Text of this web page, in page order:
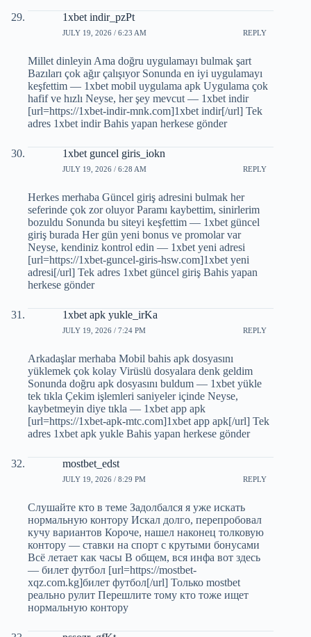
1xbet indir_pzPt
JULY 19, 2026 / 6:23 AM REPLY
Millet dinleyin Ama doğru uygulamayı bulmak şart
Bazıları çok ağır çalışıyor Sonunda en iyi uygulamayı
keşfettim — 1xbet mobil uygulama apk Uygulama çok
hafif ve hızlı Neyse, her şey mevcut — 1xbet indir
[url=https://1xbet-indir-mnk.com]1xbet indir[/url] Tek
adres 1xbet indir Bahis yapan herkese gönder
1xbet guncel giris_iokn
JULY 19, 2026 / 6:28 AM REPLY
Herkes merhaba Güncel giriş adresini bulmak her
seferinde çok zor oluyor Paramı kaybettim, sinirlerim
bozuldu Sonunda bu siteyi keşfettim — 1xbet güncel
giriş burada Her gün yeni bonus ve promolar var
Neyse, kendiniz kontrol edin — 1xbet yeni adresi
[url=https://1xbet-guncel-giris-hsw.com]1xbet yeni
adresi[/url] Tek adres 1xbet güncel giriş Bahis yapan
herkese gönder
1xbet apk yukle_irKa
JULY 19, 2026 / 7:24 PM REPLY
Arkadaşlar merhaba Mobil bahis apk dosyasını
yüklemek çok kolay Virüslü dosyalara denk geldim
Sonunda doğru apk dosyasını buldum — 1xbet yükle
tek tıkla Çekim işlemleri saniyeler içinde Neyse,
kaybetmeyin diye tıkla — 1xbet app apk
[url=https://1xbet-apk-mtc.com]1xbet app apk[/url] Tek
adres 1xbet apk yukle Bahis yapan herkese gönder
mostbet_edst
JULY 19, 2026 / 8:29 PM REPLY
Слушайте кто в теме Задолбался я уже искать
нормальную контору Искал долго, перепробовал
кучу вариантов Короче, нашел наконец толковую
контору — ставки на спорт с крутыми бонусами
Всё летает как часы В общем, вся инфа вот здесь
— билет футбол [url=https://mostbet-
xqz.com.kg]билет футбол[/url] Только mostbet
реально рулит Перешлите тому кто тоже ищет
нормальную контору